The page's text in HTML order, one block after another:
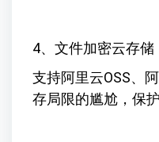
4、文件加密云存储
支持阿里云OSS、
存局限的尴尬，保